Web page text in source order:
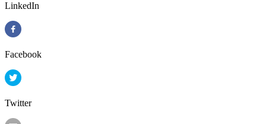
LinkedIn
Facebook
Twitter